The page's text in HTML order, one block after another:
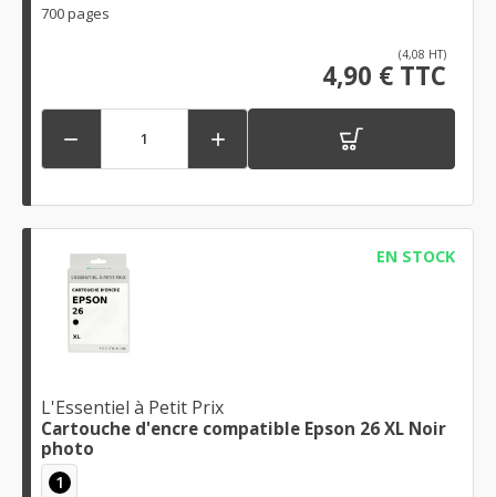
700 pages
(4,08 HT)
4,90 € TTC
 
EN STOCK
L'Essentiel à Petit Prix
Cartouche d'encre compatible Epson 26 XL Noir
photo
1